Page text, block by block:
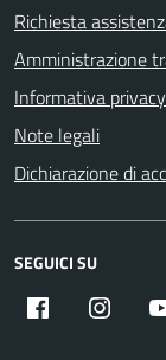
Richiesta
Amministrazione
Informativa privacy
Note legali
Dichiarazione di
SEGUICI SU
Facebook